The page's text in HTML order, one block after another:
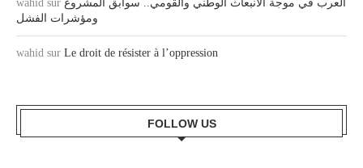
wahid sur العرب في موجة الانبعاث الوطني والقومي.. سوابق المشروع
ومؤشرات الفشل
wahid sur Le droit de résister à l’oppression
FOLLOW US